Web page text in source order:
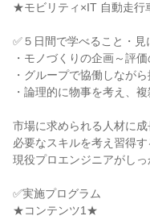
★モビリティ×IT 自動走行
✅５日間で学べること・見
・モノづくりの企画～評
・グループで協働しなが
・論理的に物事を考え、
市場に求められる人材に成
必要なスキルを考え習得
現役プロエンジニアがし
✅実施プログラム
★コンテンツ1★